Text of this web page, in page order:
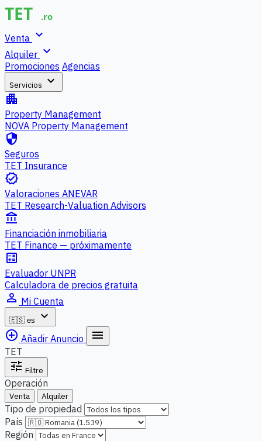
Venta expand_more
Alquiler expand_more
Promociones Agencias
Servicios expand_more
apartment
Property Management
NOVA Property Management
security
Seguros
TET Insurance
verified
Valoraciones ANEVAR
TET Research-Valuation Advisors
account_balance
Financiación inmobiliaria
TET Finance — próximamente
calculate
Evaluador UNPR
Calculadora de precios gratuita
person_outline Mi Cuenta
🇪🇸 es
expand_more
add_circle_outline Añadir Anuncio menu
TET
tune Filtre
Operación
Venta Alquiler
Tipo de propiedad
País
Región